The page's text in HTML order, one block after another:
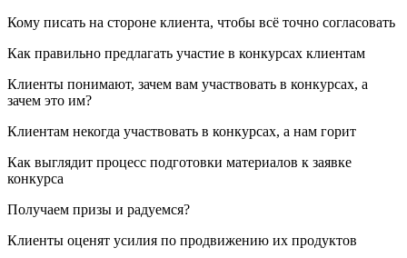
Кому писать на стороне клиента, чтобы всё точно согласовать
Как правильно предлагать участие в конкурсах клиентам
Клиенты понимают, зачем вам участвовать в конкурсах, а
зачем это им?
Клиентам некогда участвовать в конкурсах, а нам горит
Как выглядит процесс подготовки материалов к заявке
конкурса
Получаем призы и радуемся?
Клиенты оценят усилия по продвижению их продуктов